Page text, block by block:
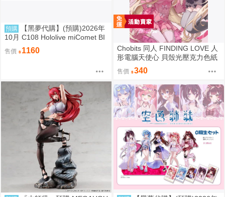
預購
【黑夢代購】(預購)2026年
10月 C108 Hololive miComet BI
Gジオラマ 壓克力立牌 社團名:空
色姉妹 繪師:綾香
售價 1160
Chobits 同人 FINDING LOVE 人
形電腦天使心 貝殼光壓克力色紙
姊妹 繪師：Bee Bee
售價 340